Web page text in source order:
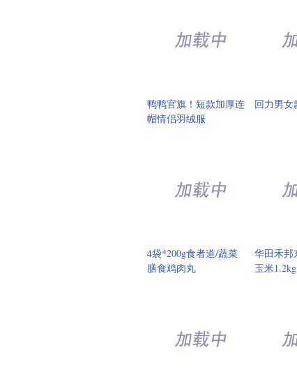
帽情侣羽绒服
膳食鸡肉丸
玉米1.2kg